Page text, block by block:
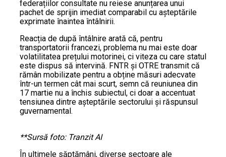
federațiilor consultate nu reiese anunțarea unui
pachet de sprijin imediat comparabil cu așteptările
exprimate înaintea întâlnirii.
Reacția de după întâlnire arată că, pentru
transportatorii francezi, problema nu mai este doar
volatilitatea prețului motorinei, ci viteza cu care statul
este dispus să intervină. FNTR și OTRE transmit că
rămân mobilizate pentru a obține măsuri adecvate
într-un termen cât mai scurt, semn că reuniunea din
17 martie nu a închis subiectul, ci doar a accentuat
tensiunea dintre așteptările sectorului și răspunsul
guvernamental.
**Sursă foto: Tranzit AI
În ultimele săptămâni, diverse sectoare ale